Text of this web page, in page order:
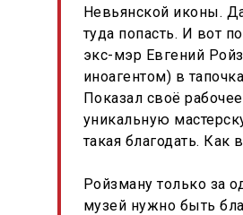
Невьянской иконы.
туда попасть. И вот
экс-мэр Евгений
иноагентом) в
Показал своё
уникальную
такая благодать. Как
Ройзману только за
музей нужно быть